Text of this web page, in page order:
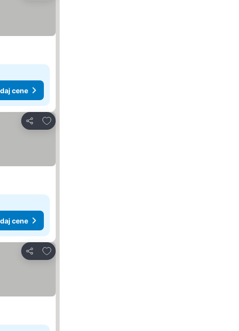
cene
Deli
Dodati u favorite
cene
Deli
Dodati u favorite